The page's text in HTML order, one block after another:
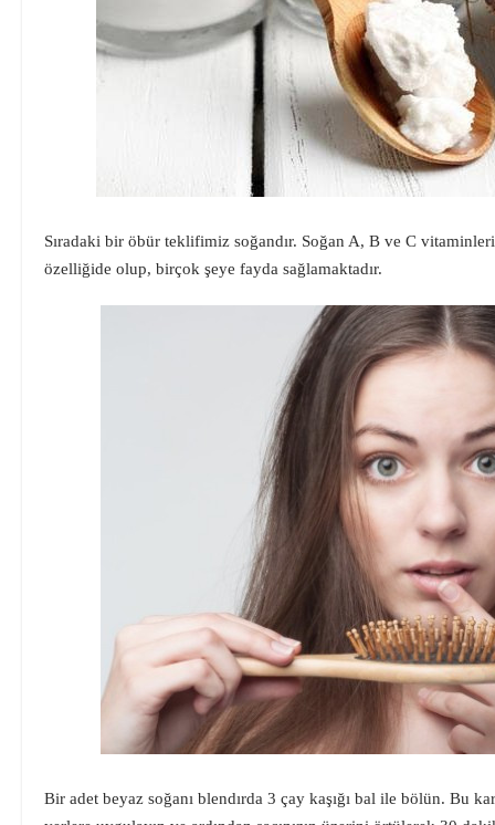
Sıradaki bir öbür teklifimiz soğandır. Soğan A, B ve C
özelliğide olup, birçok şeye fayda sağlamaktadır.
Bir adet beyaz soğanı blendırda 3 çay kaşığı bal ile bölün. Bu